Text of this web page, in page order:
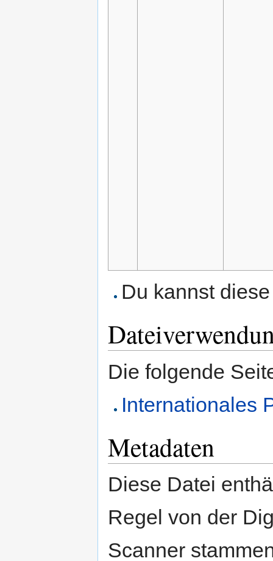
Du kannst
Die folgende
Internationales
Metadaten
Diese Datei
Regel von der
Scanner